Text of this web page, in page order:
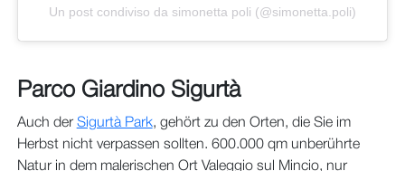
Un post condiviso da simonetta poli (@simonetta.poli)
Parco Giardino Sigurtà
Auch der Sigurtà Park, gehört zu den Orten, die Sie im
Herbst nicht verpassen sollten. 600.000 qm unberührte
Natur in dem malerischen Ort Valeggio sul Mincio, nur